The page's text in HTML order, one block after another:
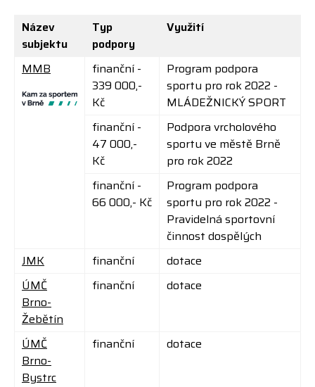
Název
subjektu
Typ
podpory
Využití
MMB
finanční -
339 000,-
Kč
Program podpora
sportu pro rok 2022 -
MLÁDEŽNICKÝ SPORT
finanční -
47 000,-
Kč
Podpora vrcholového
sportu ve městě Brně
pro rok 2022
finanční -
66 000,- Kč
Program podpora
sportu pro rok 2022 -
Pravidelná sportovní
činnost dospělých
JMK
finanční
dotace
ÚMČ
Brno-
Žebětín
finanční dotace
ÚMČ
Brno-
Bystrc
finanční dotace